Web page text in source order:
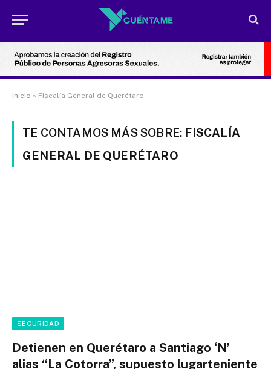
Inicio » Fiscalía General de Querétaro
TE CONTAMOS MÁS SOBRE: FISCALÍA
GENERAL DE QUERÉTARO
SEGURIDAD
Detienen en Querétaro a Santiago ‘N’
alias “La Cotorra”, supuesto lugarteniente